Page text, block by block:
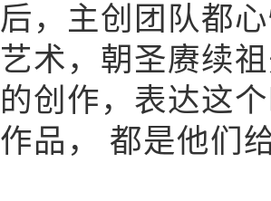
后，主创团队都
艺术，朝圣赓续
的创作，表达这
作品， 都是他们